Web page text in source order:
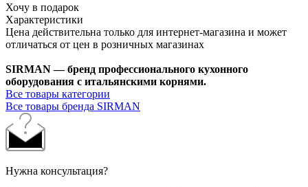
Хочу в подарок
Характеристики
Цена действительна только для интернет-магазина и может
отличаться от цен в розничных магазинах
SIRMAN — бренд профессионального кухонного
оборудования с итальянскими корнями.
Все товары категории
Все товары бренда SIRMAN
Нужна консультация?